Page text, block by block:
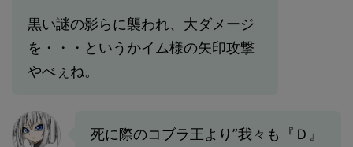
黒い謎の影らに襲われ、大ダメージ
を・・・というかイム様の矢印攻撃
やべぇね。
死に際のコブラ王より”我々も『Ｄ』